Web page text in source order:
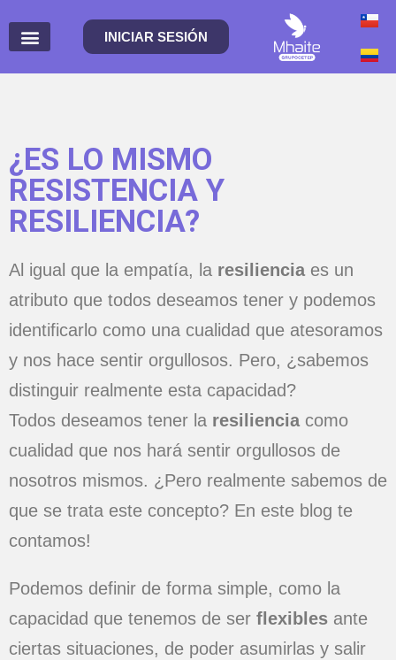
INICIAR SESIÓN
¿ES LO MISMO
RESISTENCIA Y
RESILIENCIA?
Al igual que la empatía, la resilienciaes un
atributo que todos deseamos tener y podemos
identificarlo como una cualidad que atesoramos
y nos hace sentir orgullosos. Pero, ¿sabemos
distinguir realmente esta capacidad?
Todos deseamos tener la resilienciacomo
cualidad que nos hará sentir orgullosos de
nosotros mismos. ¿Pero realmente sabemos de
que se trata este concepto? En este blog te
contamos!
Podemos definir de forma simple, como la
capacidad que tenemos de ser flexibles ante
ciertas situaciones, de poder asumirlas y salir